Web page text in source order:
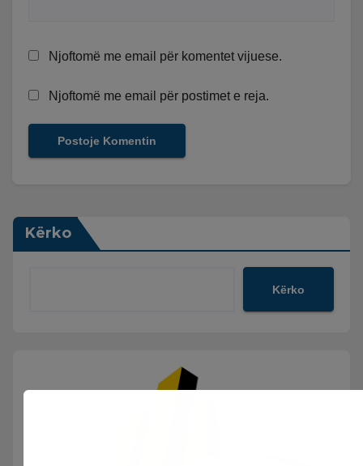
Njoftomë me email për komentet vijuese.
Njoftomë me email për postimet e reja.
Kërko
Kërko